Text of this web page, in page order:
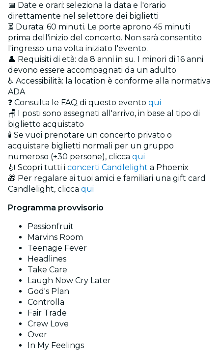
📅 Date e orari: seleziona la data e l'orario
direttamente nel selettore dei biglietti
⏳ Durata: 60 minuti. Le porte aprono 45 minuti
prima dell'inizio del concerto. Non sarà consentito
l'ingresso una volta iniziato l'evento.
👤 Requisiti di età: da 8 anni in su. I minori di 16 anni
devono essere accompagnati da un adulto
♿ Accessibilità: la location è conforme alla normativa
ADA
❓ Consulta le FAQ di questo evento qui
🪑 I posti sono assegnati all'arrivo, in base al tipo di
biglietto acquistato
🕯️ Se vuoi prenotare un concerto privato o
acquistare biglietti normali per un gruppo
numeroso (+30 persone), clicca qui
🎻 Scopri tutti i concerti Candlelight a Phoenix
🎁 Per regalare ai tuoi amici e familiari una gift card
Candlelight, clicca qui
Programma provvisorio
Passionfruit
Marvins Room
Teenage Fever
Headlines
Take Care
Laugh Now Cry Later
God's Plan
Controlla
Fair Trade
Crew Love
Over
In My Feelings